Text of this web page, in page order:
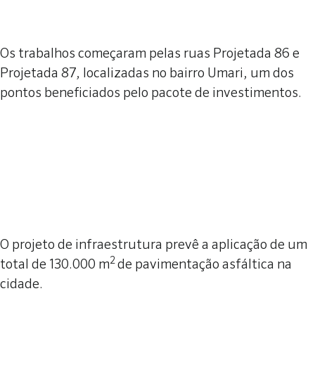
Os trabalhos começaram pelas ruas Projetada 86 e
Projetada 87, localizadas no bairro Umari, um dos
pontos beneficiados pelo pacote de investimentos.
O projeto de infraestrutura prevê a aplicação de um
total de 130.000 m2 de pavimentação asfáltica na
cidade.